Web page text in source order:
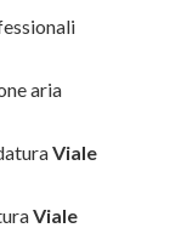
aria
Viale
Viale